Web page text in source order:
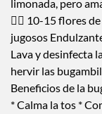
limonada, pero
👇🏼 10-15 flores
jugosos
Lava y desinfecta
hervir las
Beneficios de la
* Calma la tos *